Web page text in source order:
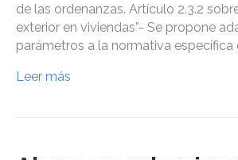
de las ordenanzas. Artículo 2.3.2
exterior en viviendas”- Se propone
parámetros a la normativa específica
Leer más